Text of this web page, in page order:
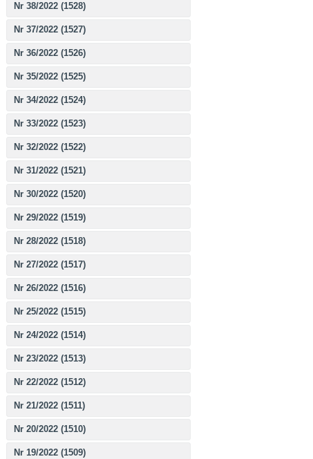
Nr 38/2022 (1528)
Nr 37/2022 (1527)
Nr 36/2022 (1526)
Nr 35/2022 (1525)
Nr 34/2022 (1524)
Nr 33/2022 (1523)
Nr 32/2022 (1522)
Nr 31/2022 (1521)
Nr 30/2022 (1520)
Nr 29/2022 (1519)
Nr 28/2022 (1518)
Nr 27/2022 (1517)
Nr 26/2022 (1516)
Nr 25/2022 (1515)
Nr 24/2022 (1514)
Nr 23/2022 (1513)
Nr 22/2022 (1512)
Nr 21/2022 (1511)
Nr 20/2022 (1510)
Nr 19/2022 (1509)